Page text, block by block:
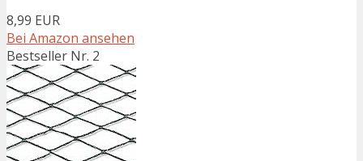
8,99 EUR
Bei Amazon ansehen
Bestseller Nr. 2